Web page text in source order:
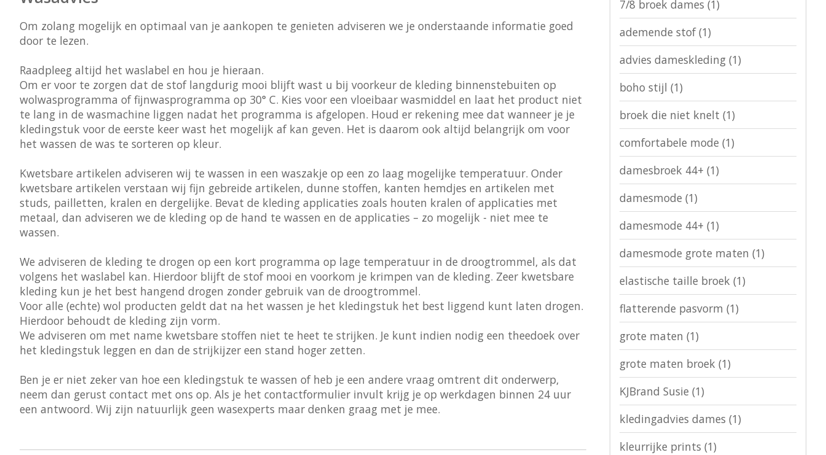
Om zolang mogelijk en optimaal van je aankopen te genieten adviseren we je onderstaande informatie goed
door te lezen.
Raadpleeg altijd het waslabel en hou je hieraan.
Om er voor te zorgen dat de stof langdurig mooi blijft wast u bij voorkeur de kleding binnenstebuiten op
wolwasprogramma of fijnwasprogramma op 30° C. Kies voor een vloeibaar wasmiddel en laat het product niet
te lang in de wasmachine liggen nadat het programma is afgelopen. Houd er rekening mee dat wanneer je je
kledingstuk voor de eerste keer wast het mogelijk af kan geven. Het is daarom ook altijd belangrijk om voor
het wassen de was te sorteren op kleur.
Kwetsbare artikelen adviseren wij te wassen in een waszakje op een zo laag mogelijke temperatuur. Onder
kwetsbare artikelen verstaan wij fijn gebreide artikelen, dunne stoffen, kanten hemdjes en artikelen met
studs, pailletten, kralen en dergelijke. Bevat de kleding applicaties zoals houten kralen of applicaties met
metaal, dan adviseren we de kleding op de hand te wassen en de applicaties – zo mogelijk - niet mee te
wassen.
We adviseren de kleding te drogen op een kort programma op lage temperatuur in de droogtrommel, als dat
volgens het waslabel kan. Hierdoor blijft de stof mooi en voorkom je krimpen van de kleding. Zeer kwetsbare
kleding kun je het best hangend drogen zonder gebruik van de droogtrommel.
Voor alle (echte) wol producten geldt dat na het wassen je het kledingstuk het best liggend kunt laten drogen.
Hierdoor behoudt de kleding zijn vorm.
We adviseren om met name kwetsbare stoffen niet te heet te strijken. Je kunt indien nodig een theedoek over
het kledingstuk leggen en dan de strijkijzer een stand hoger zetten.
Ben je er niet zeker van hoe een kledingstuk te wassen of heb je een andere vraag omtrent dit onderwerp,
neem dan gerust contact met ons op. Als je het contactformulier invult krijg je op werkdagen binnen 24 uur
een antwoord. Wij zijn natuurlijk geen wasexperts maar denken graag met je mee.
7/8 broek dames (1)
ademende stof(1)
advies dameskleding (1)
boho stijl (1)
broek die niet knelt (1)
comfortabele mode (1)
damesbroek 44+ (1)
damesmode (1)
damesmode 44+ (1)
damesmode grote maten (1)
elastische taille broek (1)
flatterende pasvorm (1)
grote maten (1)
grote maten broek (1)
KJBrand Susie (1)
kledingadvies dames (1)
kleurrijke prints (1)